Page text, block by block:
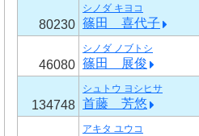
80230
シノダ キヨコ
篠田 喜代子
46080
シノダ ノブトシ
篠田 展俊
134748
シュトウ ヨシヒサ
首藤 芳悠
アキタ ユウコ